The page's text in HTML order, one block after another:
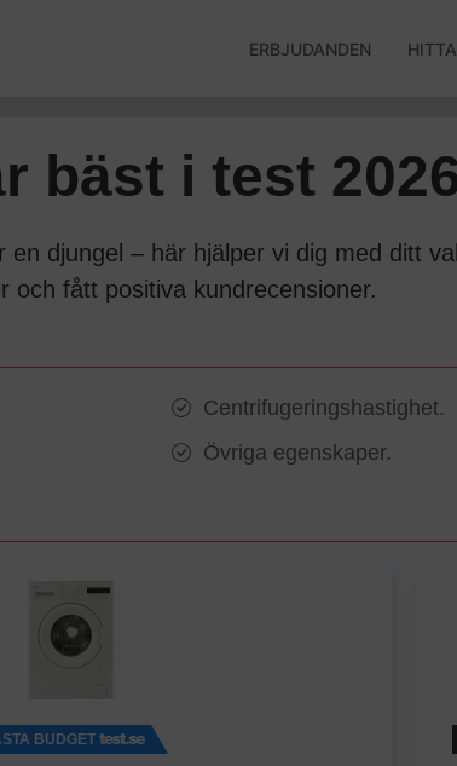
ERBJUDANDEN
bäst i test
djungel – här hjälper vi dig med ditt
fått positiva kundrecensioner.
Centrifugeringshastighet.
Övriga egenskaper.
BUDGET